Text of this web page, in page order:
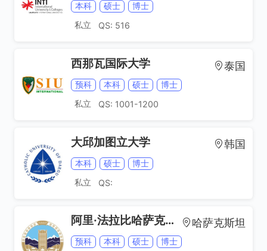
本科 硕士
博士
私立
QS: 516
西那瓦国际大学 泰国
预科 本科 硕士
博士
私立
QS: 1001-1200
大邱加图立大学 韩国
本科 硕士
博士
私立
QS:
阿里·法拉比哈萨克国立大学 哈萨克斯坦
预科 本科 硕士 博士